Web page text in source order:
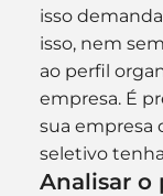
isso
isso, nem
ao perfil
empresa. É
sua empresa
seletivo
Analisar o